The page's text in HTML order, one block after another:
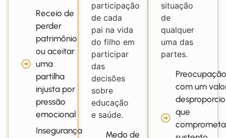
Receio de
perder
patrimônio
ou aceitar
uma
partilha
injusta por
pressão
emocional
Insegurança
participação
de cada
pai na vida
do filho em
participar
das
decisões
sobre
educação
e saúde.
Medo de
situação
de
qualquer
uma das
partes.
com um
que